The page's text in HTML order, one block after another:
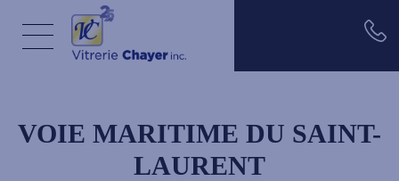
Aller au contenu principal
VOIE MARITIME DU SAINT-
LAURENT